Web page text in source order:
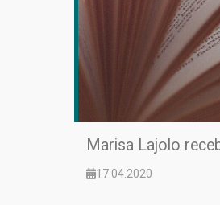
Marisa Lajolo
17.04.2020